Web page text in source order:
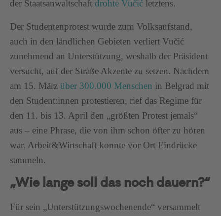
der Staatsanwaltschaft drohte Vučić letztens.
Der Studentenprotest wurde zum Volksaufstand,
auch in den ländlichen Gebieten verliert Vučić
zunehmend an Unterstützung, weshalb der Präsident
versucht, auf der Straße Akzente zu setzen. Nachdem
am 15. März über 300.000 Menschen in Belgrad mit
den Student:innen protestieren, rief das Regime für
den 11. bis 13. April den „größten Protest jemals“
aus – eine Phrase, die von ihm schon öfter zu hören
war. Arbeit&Wirtschaft konnte vor Ort Eindrücke
sammeln.
„Wie lange soll das noch dauern?“
Für sein „Unterstützungswochenende“ versammelt